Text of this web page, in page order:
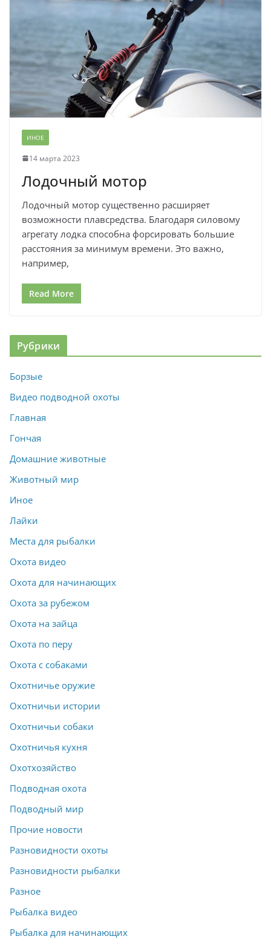
ИНОЕ
14 марта 2023
Лодочный мотор
Лодочный мотор существенно расширяет
возможности плавсредства. Благодаря силовому
агрегату лодка способна форсировать большие
расстояния за минимум времени. Это важно,
например,
Read More
Рубрики
Борзые
Видео подводной охоты
Главная
Гончая
Домашние животные
Животный мир
Иное
Лайки
Места для рыбалки
Охота видео
Охота для начинающих
Охота за рубежом
Охота на зайца
Охота по перу
Охота с собаками
Охотничье оружие
Охотничьи истории
Охотничьи собаки
Охотничья кухня
Охотхозяйство
Подводная охота
Подводный мир
Прочие новости
Разновидности охоты
Разновидности рыбалки
Разное
Рыбалка видео
Рыбалка для начинающих